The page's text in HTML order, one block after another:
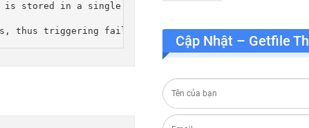
is stored in a single file.
thus triggering failure email.
Cập Nhật – Getfile